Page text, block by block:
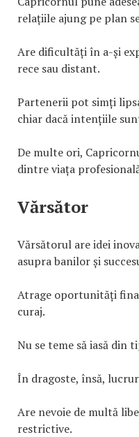
relațiile ajung pe plan
Are dificultăți în a-și
rece sau distant.
Partenerii pot simți
chiar dacă intențiile
De multe ori,
dintre viața
Vărsător
Vărsătorul are idei
asupra banilor și
Atrage oportunități
curaj.
Nu se teme să iasă din
În dragoste, însă,
Are nevoie de multă
restrictive.